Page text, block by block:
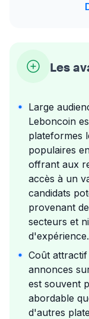
Les
Large
Leboncoin
plateformes
populaires
offrant aux
accès à un
candidats
provenant
secteurs et
d'expérience.
Coût
annonces
est souvent
abordable
d'autres